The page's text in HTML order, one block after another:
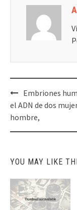
Post
navigation
Embriones
el ADN de dos
hombre,
YOU MAY LIKE